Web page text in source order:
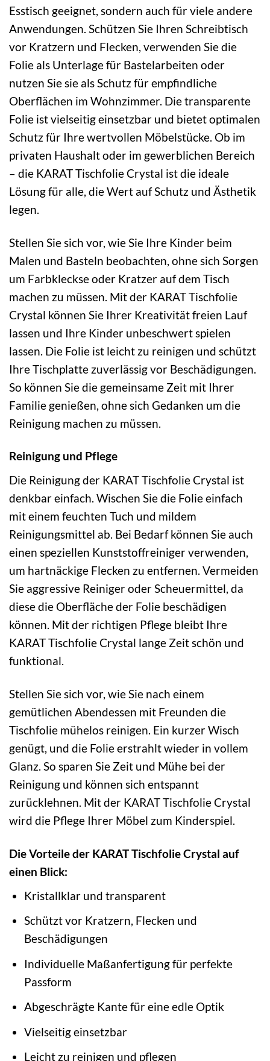
Esstisch geeignet, sondern auch für viele andere
Anwendungen. Schützen Sie Ihren Schreibtisch
vor Kratzern und Flecken, verwenden Sie die
Folie als Unterlage für Bastelarbeiten oder
nutzen Sie sie als Schutz für empfindliche
Oberflächen im Wohnzimmer. Die transparente
Folie ist vielseitig einsetzbar und bietet optimalen
Schutz für Ihre wertvollen Möbelstücke. Ob im
privaten Haushalt oder im gewerblichen Bereich
– die KARAT Tischfolie Crystal ist die ideale
Lösung für alle, die Wert auf Schutz und Ästhetik
legen.
Stellen Sie sich vor, wie Sie Ihre Kinder beim
Malen und Basteln beobachten, ohne sich Sorgen
um Farbkleckse oder Kratzer auf dem Tisch
machen zu müssen. Mit der KARAT Tischfolie
Crystal können Sie Ihrer Kreativität freien Lauf
lassen und Ihre Kinder unbeschwert spielen
lassen. Die Folie ist leicht zu reinigen und schützt
Ihre Tischplatte zuverlässig vor Beschädigungen.
So können Sie die gemeinsame Zeit mit Ihrer
Familie genießen, ohne sich Gedanken um die
Reinigung machen zu müssen.
Reinigung und Pflege
Die Reinigung der KARAT Tischfolie Crystal ist
denkbar einfach. Wischen Sie die Folie einfach
mit einem feuchten Tuch und mildem
Reinigungsmittel ab. Bei Bedarf können Sie auch
einen speziellen Kunststoffreiniger verwenden,
um hartnäckige Flecken zu entfernen. Vermeiden
Sie aggressive Reiniger oder Scheuermittel, da
diese die Oberfläche der Folie beschädigen
können. Mit der richtigen Pflege bleibt Ihre
KARAT Tischfolie Crystal lange Zeit schön und
funktional.
Stellen Sie sich vor, wie Sie nach einem
gemütlichen Abendessen mit Freunden die
Tischfolie mühelos reinigen. Ein kurzer Wisch
genügt, und die Folie erstrahlt wieder in vollem
Glanz. So sparen Sie Zeit und Mühe bei der
Reinigung und können sich entspannt
zurücklehnen. Mit der KARAT Tischfolie Crystal
wird die Pflege Ihrer Möbel zum Kinderspiel.
Die Vorteile der KARAT Tischfolie Crystal auf
einen Blick:
Kristallklar und transparent
Schützt vor Kratzern, Flecken und
Beschädigungen
Individuelle Maßanfertigung für perfekte
Passform
Abgeschrägte Kante für eine edle Optik
Vielseitig einsetzbar
Leicht zu reinigen und pflegen